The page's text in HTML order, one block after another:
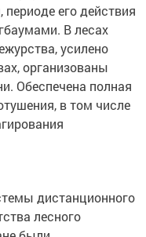
его действия
В лесах
усилено
организованы
Обеспечена полная
в том числе
дистанционного
лесного